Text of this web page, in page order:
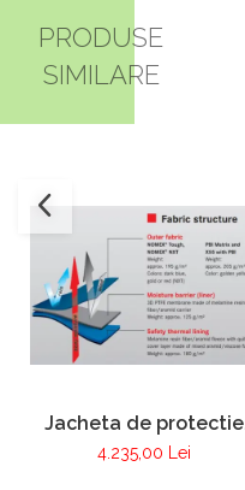
PRODUSE
SIMILARE
Jacheta de protectie
FIRE MAX 3 albastru
inchis, NOMEX®
4.235,00 Lei